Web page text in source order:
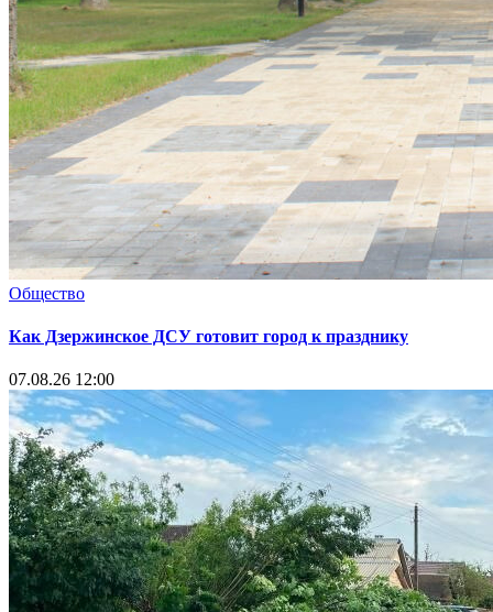
Общество
Как Дзержинское ДСУ готовит город к празднику
07.08.26 12:00